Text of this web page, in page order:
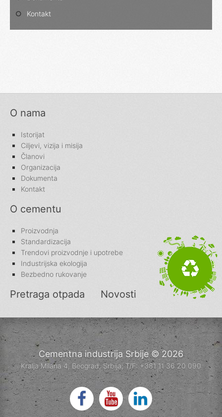
Kontakt
O nama
Istorijat
Ciljevi, vizija i misija
Članovi
Organizacija
Dokumenta
Kontakt
O cementu
Proizvodnja
Standardizacija
Trendovi proizvodnje i upotrebe
Industrijska ekologija
Bezbedno rukovanje
Pretraga otpada Novosti
Cementna industrija Srbije © 2026
Kralja Milana 4, Beograd, Srbija; T/F: +381 11 36 20 090